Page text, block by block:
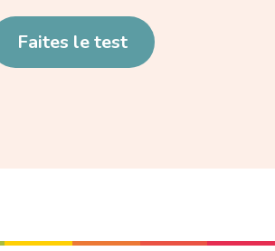
Faites le test